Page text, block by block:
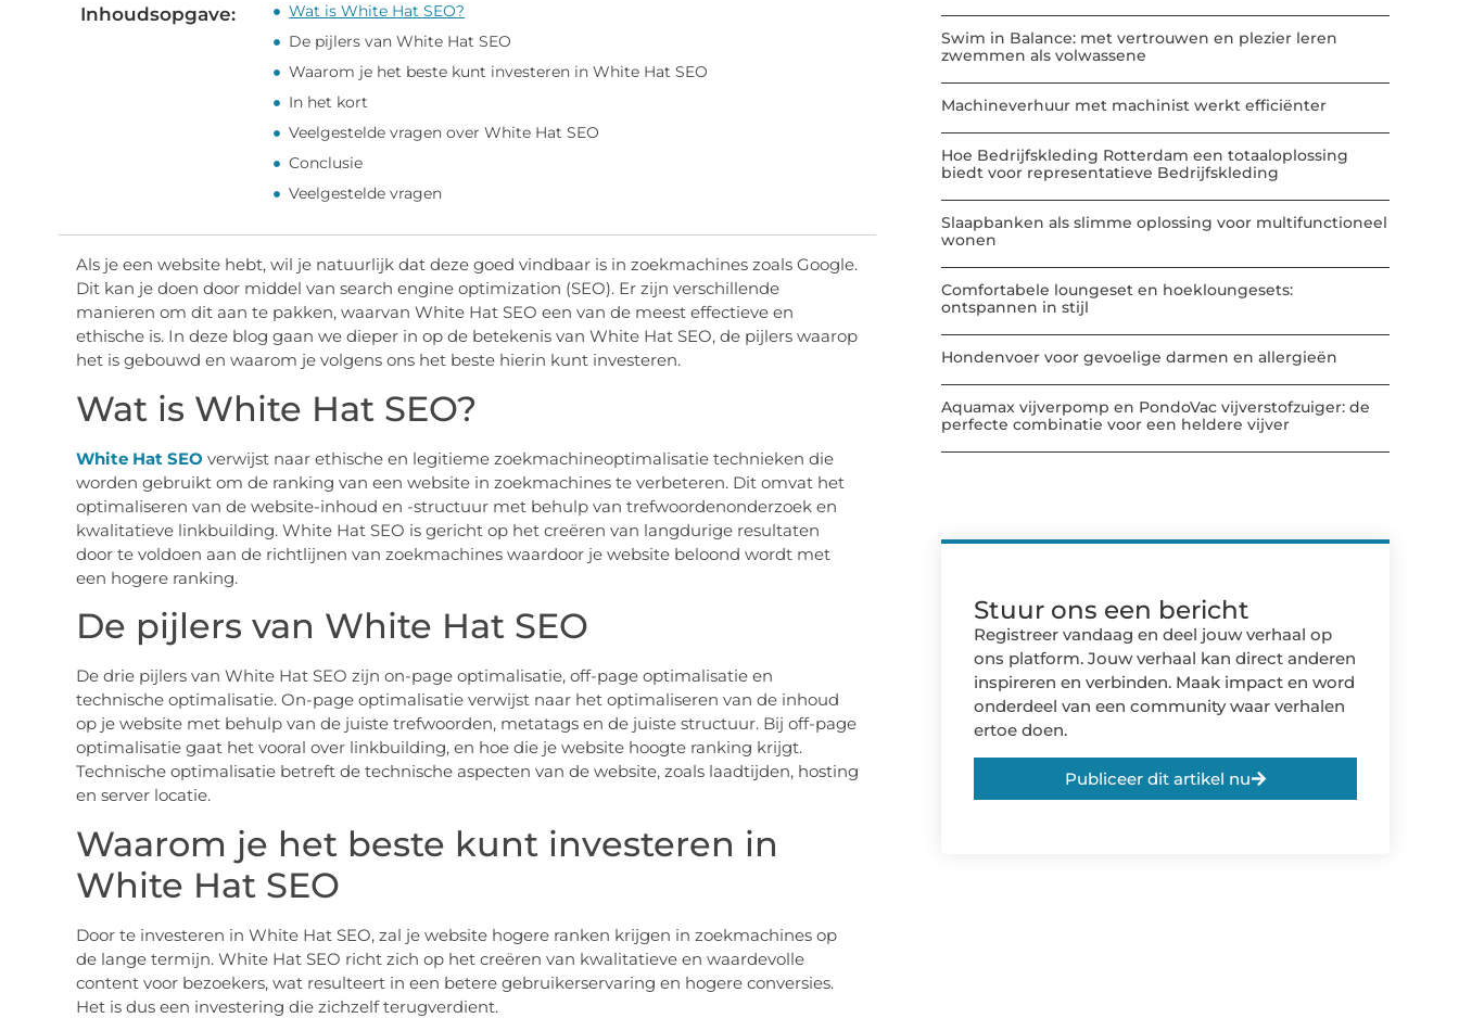
Inhoudsopgave:
Wat is White Hat SEO?
De pijlers van White Hat SEO
Waarom je het beste kunt investeren in White Hat SEO
In het kort
Veelgestelde vragen over White Hat SEO
Conclusie
Veelgestelde vragen
Als je een website hebt, wil je natuurlijk dat deze goed vindbaar is in zoekmachines zoals Google.
Dit kan je doen door middel van search engine optimization (SEO). Er zijn verschillende
manieren om dit aan te pakken, waarvan White Hat SEO een van de meest effectieve en
ethische is. In deze blog gaan we dieper in op de betekenis van White Hat SEO, de pijlers waarop
het is gebouwd en waarom je volgens ons het beste hierin kunt investeren.
Wat is White Hat SEO?
White Hat SEO verwijst naar ethische en legitieme zoekmachineoptimalisatie technieken die
worden gebruikt om de ranking van een website in zoekmachines te verbeteren. Dit omvat het
optimaliseren van de website-inhoud en -structuur met behulp van trefwoordenonderzoek en
kwalitatieve linkbuilding. White Hat SEO is gericht op het creëren van langdurige resultaten
door te voldoen aan de richtlijnen van zoekmachines waardoor je website beloond wordt met
een hogere ranking.
De pijlers van White Hat SEO
De drie pijlers van White Hat SEO zijn on-page optimalisatie, off-page optimalisatie en
technische optimalisatie. On-page optimalisatie verwijst naar het optimaliseren van de inhoud
op je website met behulp van de juiste trefwoorden, metatags en de juiste structuur. Bij off-page
optimalisatie gaat het vooral over linkbuilding, en hoe die je website hoogte ranking krijgt.
Technische optimalisatie betreft de technische aspecten van de website, zoals laadtijden, hosting
en server locatie.
Waarom je het beste kunt investeren in
White Hat SEO
Door te investeren in White Hat SEO, zal je website hogere ranken krijgen in zoekmachines op
de lange termijn. White Hat SEO richt zich op het creëren van kwalitatieve en waardevolle
content voor bezoekers, wat resulteert in een betere gebruikerservaring en hogere conversies.
Het is dus een investering die zichzelf terugverdient.
Swim in Balance: met vertrouwen en plezier leren
zwemmen als volwassene
Machineverhuur met machinist werkt efficiënter
Hoe Bedrijfskleding Rotterdam een totaaloplossing
biedt voor representatieve Bedrijfskleding
Slaapbanken als slimme oplossing voor multifunctioneel
wonen
Comfortabele loungeset en hoekloungesets:
ontspannen in stijl
Hondenvoer voor gevoelige darmen en allergieën
Aquamax vijverpomp en PondoVac vijverstofzuiger: de
perfecte combinatie voor een heldere vijver
Stuur ons een bericht
Registreer vandaag en deel jouw verhaal op
ons platform. Jouw verhaal kan direct anderen
inspireren en verbinden. Maak impact en word
onderdeel van een community waar verhalen
ertoe doen.
Publiceer dit artikel nu